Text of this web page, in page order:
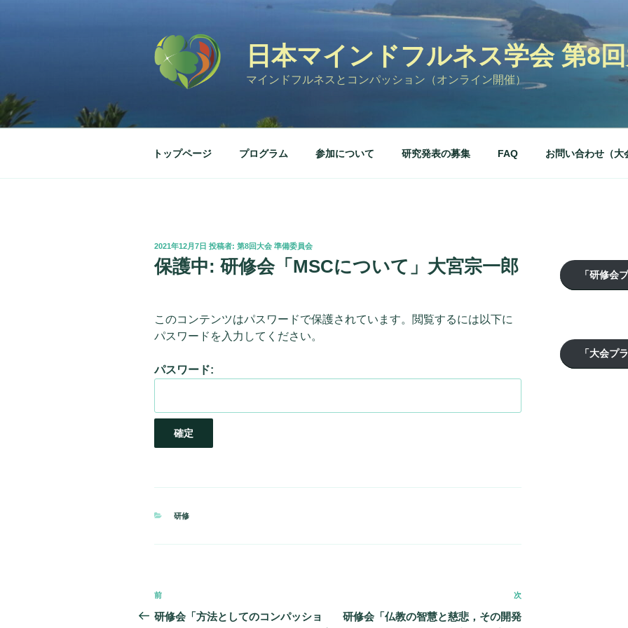
へ
ス
キ
日本マインドフルネス学会 第8
マインドフルネスとコンパッション（オンライン開催）
トップページ プログラム 参加について 研究発表の募集 FAQ お問い合わせ（大
投
稿
日:
2021年12月7日 投稿者: 第8回大会 準備委員会
保護中: 研修会「MSCについて」大宮宗一郎
このコンテンツはパスワードで保護されています。閲覧するには以下に
パスワードを入力してください。
パスワード:
カ
研修
投
稿
前
の
前
研修会「方法としてのコンパッショ
次
の
次
研修会「仏教の智慧と慈悲，その開発
「研修会
「大会プ